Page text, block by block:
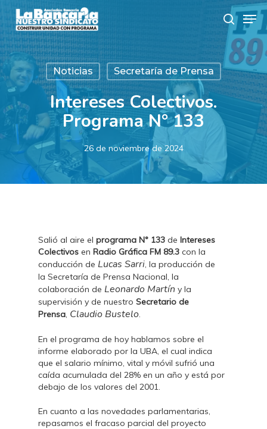
main
content
search
Noticias Secretaría de Prensa
Intereses Colectivos.
Programa N° 133
26 de noviembre de 2024
Salió al aire elprograma N° 133 deIntereses
Colectivos enRadio Gráfica FM 89.3con la
conducción de Lucas Sarri, la producción de
la Secretaría de Prensa Nacional, la
colaboración de Leonardo Martín y la
supervisión y de nuestroSecretario de
Prensa, Claudio Bustelo.
En el programa de hoy hablamos sobre el
informe elaborado por la UBA, el cual indica
que el salario mínimo, vital y móvil sufrió una
caída acumulada del 28% en un año y está por
debajo de los valores del 2001.
En cuanto a las novedades parlamentarias,
repasamos el fracaso parcial del proyecto